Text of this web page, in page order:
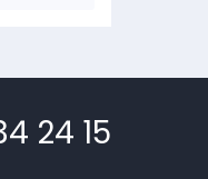
24 15